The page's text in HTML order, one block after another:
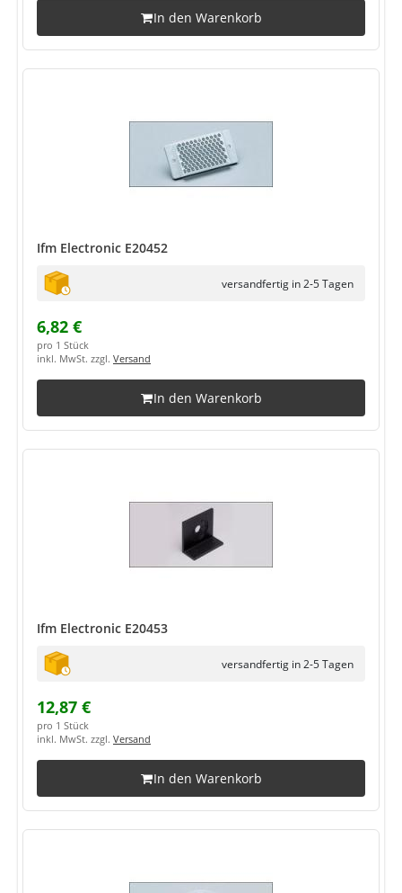
In den Warenkorb
Ifm Electronic E20452
versandfertig in 2-5 Tagen
6,82 €
pro 1 Stück
inkl. MwSt. zzgl. Versand
In den Warenkorb
Ifm Electronic E20453
versandfertig in 2-5 Tagen
12,87 €
pro 1 Stück
inkl. MwSt. zzgl. Versand
In den Warenkorb